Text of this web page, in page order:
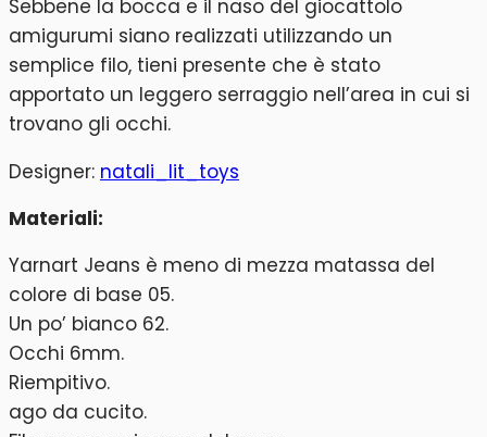
Sebbene la bocca e il naso del giocattolo
amigurumi siano realizzati utilizzando un
semplice filo, tieni presente che è stato
apportato un leggero serraggio nell’area in cui si
trovano gli occhi.
Designer: natali_lit_toys
Materiali:
Yarnart Jeans è meno di mezza matassa del
colore di base 05.
Un po’ bianco 62.
Occhi 6mm.
Riempitivo.
ago da cucito.